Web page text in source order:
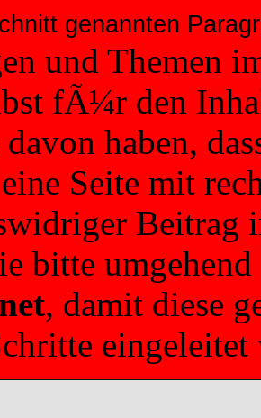
genannten
und Themen
fÃ¼r den
haben,
Seite mit
Beitrag
bitte
, damit diese